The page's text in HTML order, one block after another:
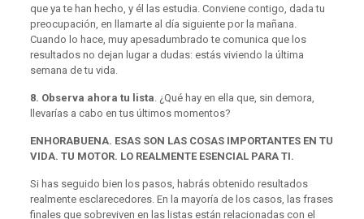
que ya te han hecho, y él las estudia. Conviene contigo, dada tu
preocupación, en llamarte al día siguiente por la mañana.
Cuando lo hace, muy apesadumbrado te comunica que los
resultados no dejan lugar a dudas: estás viviendo la última
semana de tu vida.
8. Observa ahora tu lista . ¿Qué hay en ella que, sin demora,
llevarías a cabo en tus últimos momentos?
ENHORABUENA. ESAS SON LAS COSAS IMPORTANTES EN TU
VIDA. TU MOTOR. LO REALMENTE ESENCIAL PARA TI.
Si has seguido bien los pasos, habrás obtenido resultados
realmente esclarecedores. En la mayoría de los casos, las frases
finales que sobreviven en las listas están relacionadas con el